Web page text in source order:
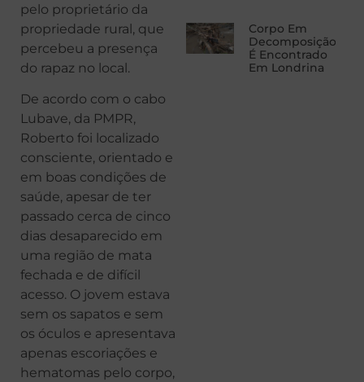
pelo proprietário da
propriedade rural, que
percebeu a presença
do rapaz no local.
De acordo com o cabo
Lubave, da PMPR,
Roberto foi localizado
consciente, orientado e
em boas condições de
saúde, apesar de ter
passado cerca de cinco
dias desaparecido em
uma região de mata
fechada e de difícil
acesso. O jovem estava
sem os sapatos e sem
os óculos e apresentava
apenas escoriações e
hematomas pelo corpo,
Corpo Em
Decomposição
É Encontrado
Em Londrina